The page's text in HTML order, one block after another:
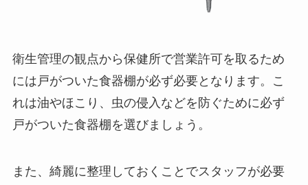
衛生管理の観点から保健所で営業許可を取るため
には戸がついた食器棚が必ず必要となります。こ
れは油やほこり、虫の侵入などを防ぐために必ず
戸がついた食器棚を選びましょう。
また、綺麗に整理しておくことでスタッフが必要